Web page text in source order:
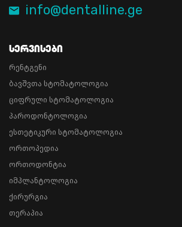
info@dentalline.ge
Სერვისები
რენტგენი
ბავშვთა სტომატოლოგია
ციფრული სტომატოლოგია
პაროდონტოლოგია
ესთეტიკური სტომატოლოგია
ორთოპედია
ორთოდონტია
იმპლანტოლოგია
ქირურგია
თერაპია